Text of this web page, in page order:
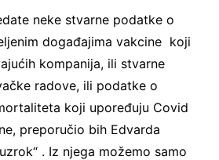
neke stvarne podatke o
događajima vakcine koji
kompanija, ili stvarne
radove, ili podatke o
koji upoređuju Covid
preporučio bih Edvarda
. Iz njega možemo samo